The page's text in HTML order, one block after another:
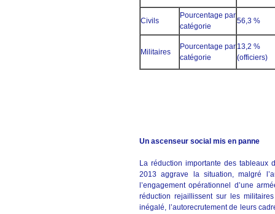
Civils
Pourcentage par
catégorie
56,3 %
Militaires
Pourcentage par
catégorie
13,2 %
(officiers)
Un ascenseur social mis en panne
La réduction importante des tableaux
2013 aggrave la situation, malgré
l’engagement opérationnel d’une
réduction rejaillissent sur les
inégalé, l’autorecrutement de leurs